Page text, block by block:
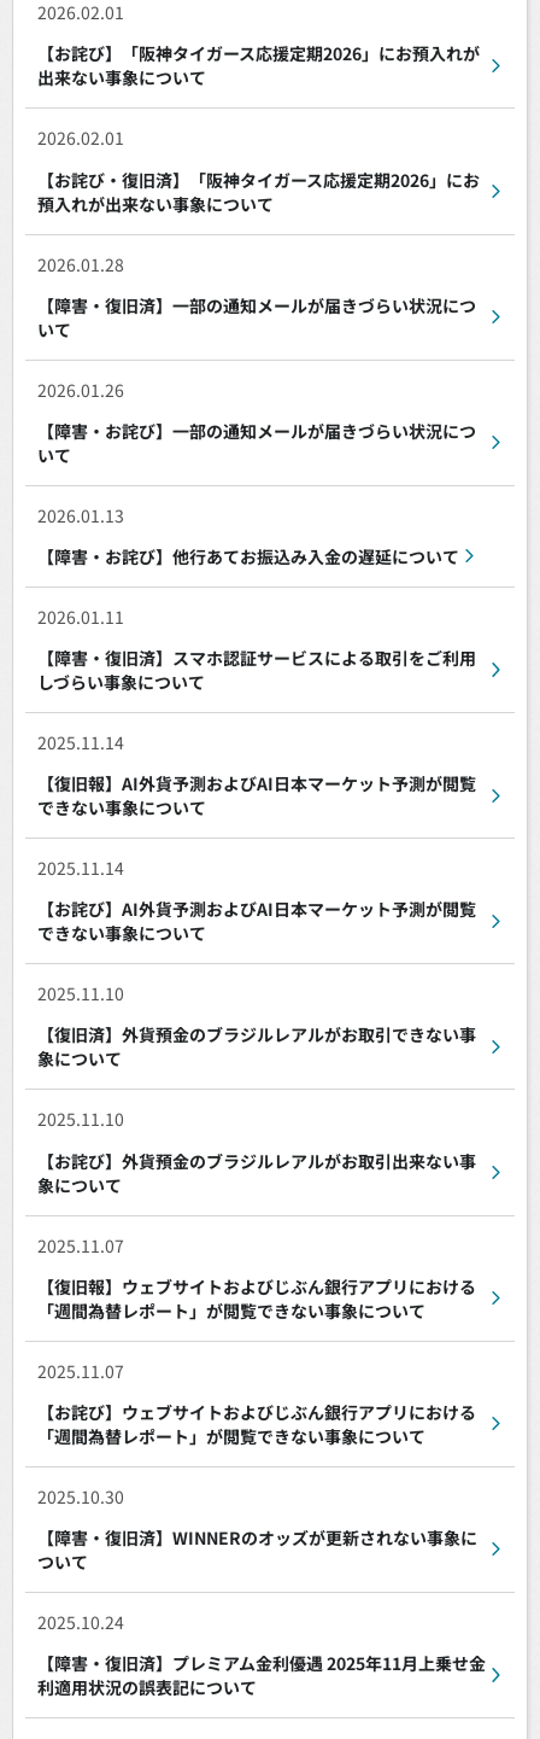
2026.02.01
【お詫び】「阪神タイガース応援定期2026」にお預入れが
出来ない事象について
2026.02.01
【お詫び・復旧済】「阪神タイガース応援定期2026」にお
預入れが出来ない事象について
2026.01.28
【障害・復旧済】一部の通知メールが届きづらい状況につ
いて
2026.01.26
【障害・お詫び】一部の通知メールが届きづらい状況につ
いて
2026.01.13
【障害・お詫び】他行あてお振込み入金の遅延について
2026.01.11
【障害・復旧済】スマホ認証サービスによる取引をご利用
しづらい事象について
2025.11.14
【復旧報】AI外貨予測およびAI日本マーケット予測が閲覧
できない事象について
2025.11.14
【お詫び】AI外貨予測およびAI日本マーケット予測が閲覧
できない事象について
2025.11.10
【復旧済】外貨預金のブラジルレアルがお取引できない事
象について
2025.11.10
【お詫び】外貨預金のブラジルレアルがお取引出来ない事
象について
2025.11.07
【復旧報】ウェブサイトおよびじぶん銀行アプリにおける
「週間為替レポート」が閲覧できない事象について
2025.11.07
【お詫び】ウェブサイトおよびじぶん銀行アプリにおける
「週間為替レポート」が閲覧できない事象について
2025.10.30
【障害・復旧済】WINNERのオッズが更新されない事象に
ついて
2025.10.24
【障害・復旧済】プレミアム金利優遇 2025年11月上乗せ金
利適用状況の誤表記について